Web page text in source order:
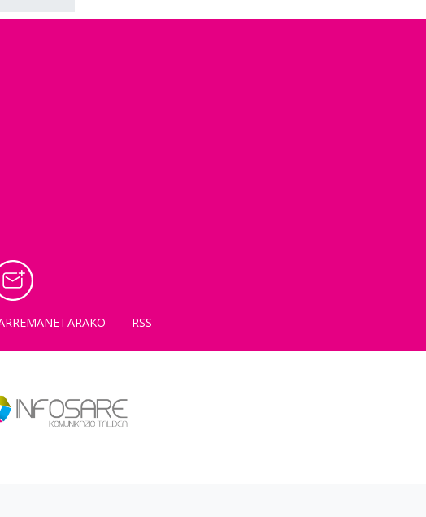
RSS